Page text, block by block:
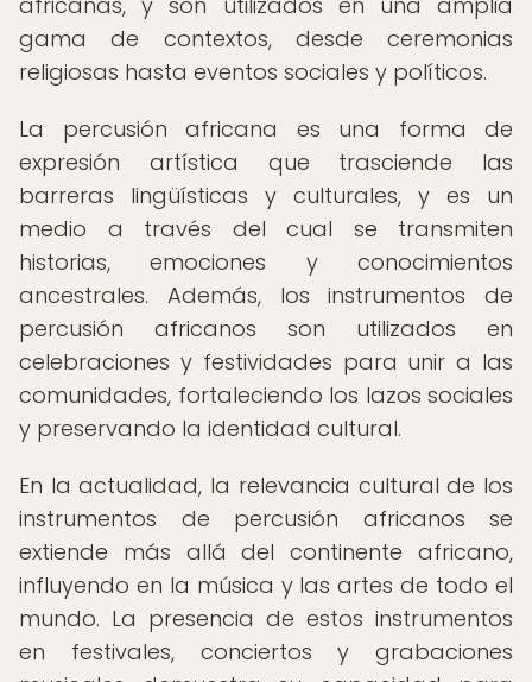
gama de contextos, desde ceremonias
religiosas hasta eventos sociales y políticos.
La percusión africana es una forma de
expresión artística que trasciende las
barreras lingüísticas y culturales, y es un
medio a través del cual se transmiten
historias, emociones y conocimientos
ancestrales. Además, los instrumentos de
percusión africanos son utilizados en
celebraciones y festividades para unir a las
comunidades, fortaleciendo los lazos sociales
y preservando la identidad cultural.
En la actualidad, la relevancia cultural de los
instrumentos de percusión africanos se
extiende más allá del continente africano,
influyendo en la música y las artes de todo el
mundo. La presencia de estos instrumentos
en festivales, conciertos y grabaciones